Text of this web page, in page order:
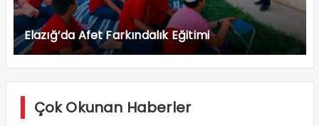
Elazığ’da Afet Farkındalık Eğitimi
Çok Okunan Haberler